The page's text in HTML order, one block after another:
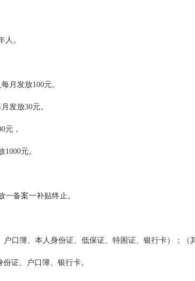
人。
月发放100元。
发放30元。
元，
元。
备案一补贴终止。
户口簿、本人身份证、低保证、特困证、银行卡）；（
证、户口簿、银行卡。